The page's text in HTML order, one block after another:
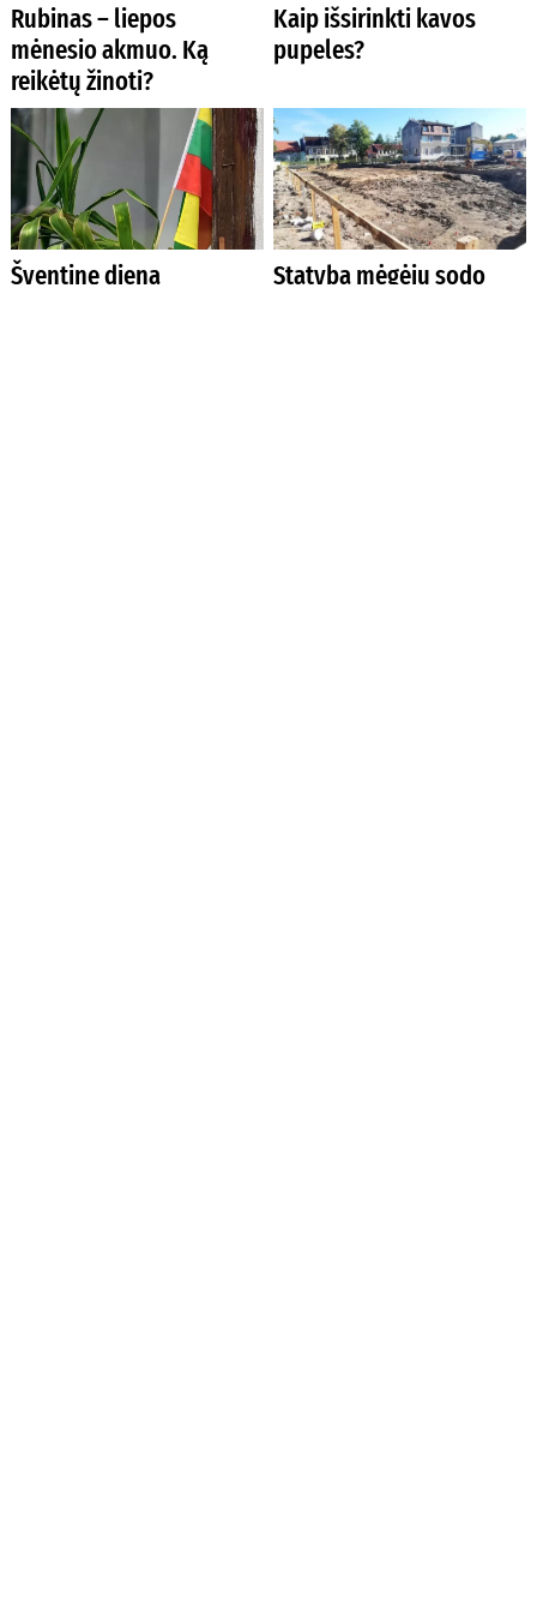
Rubinas – liepos
mėnesio akmuo. Ką
reikėtų žinoti?
Kaip išsirinkti kavos
pupeles?
Šventinę dieną
Statyba mėgėjų sodo